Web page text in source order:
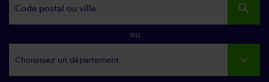
search
ou
Choisissez un département